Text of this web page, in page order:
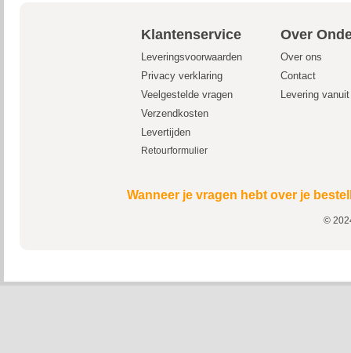
Klantenservice Over
Leveringsvoorwaarden
Over ons
Privacy verklaring
Contact
Veelgestelde vragen
Levering
Verzendkosten
Levertijden
Retourformulier
Wanneer je vragen hebt over je
©